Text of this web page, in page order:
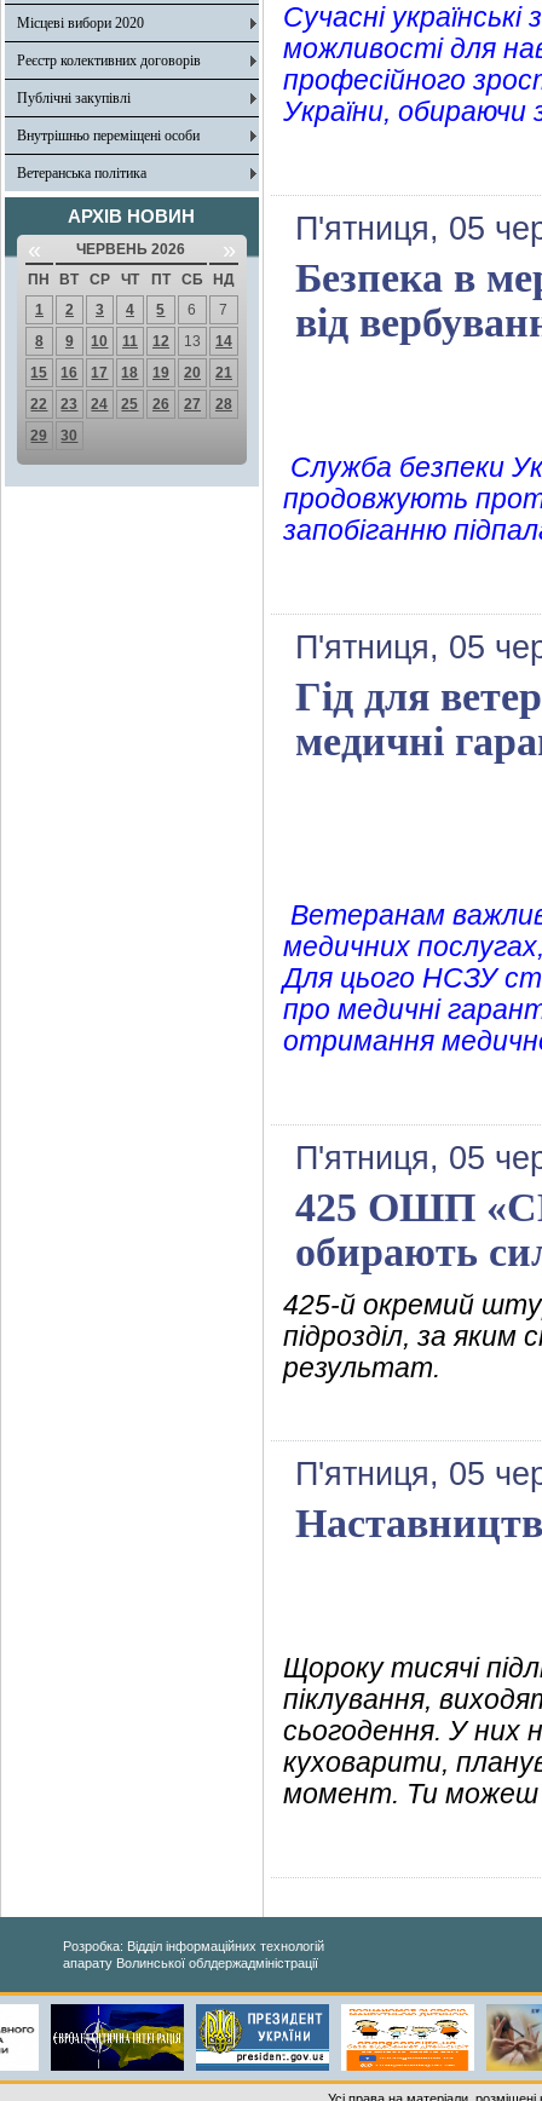
Місцеві вибори 2020
Реєстр колективних договорів
Публічні закупівлі
Внутрішньо переміщені особи
Ветеранська політика
АРХІВ НОВИН
« ЧЕРВЕНЬ 2026 »
ПН ВТ СР ЧТ ПТ СБ
НД
1
2 3 4 5 6
7
8
9 10 11 12 13
14
15
16 17 18 19 20
21
22
23 24 25 26 27
28
29
30
Сучасні
можливості для
професійного
України, обираючи
П'ятниця, 05
Безпека в
від
Служба безпеки
продовжують
запобіганню
П'ятниця, 05
Гід для
медичні
Ветеранам
медичних
Для цього НСЗУ
про медичні
отримання
П'ятниця, 05
425 ОШП
обирають
425-й окремий
підрозділ, за
результат.
П'ятниця, 05
Щороку тисячі
піклування,
сьогодення. У них
куховарити,
момент. Ти можеш
Розробка: Відділ інформаційних технологій
апарату Волинської облдержадміністрації